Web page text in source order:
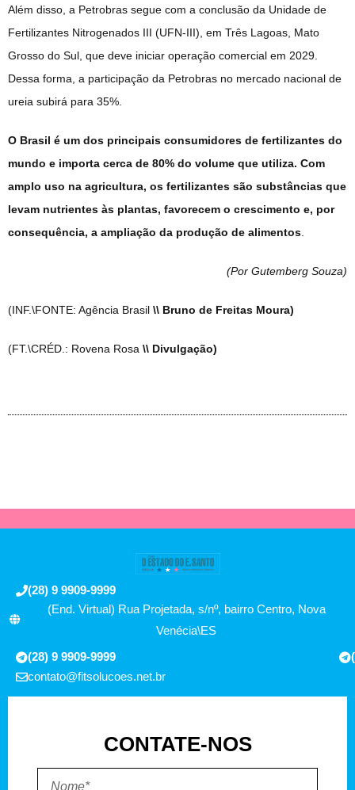
Além disso, a Petrobras segue com a conclusão da Unidade de
Fertilizantes Nitrogenados III (UFN-III), em Três Lagoas, Mato
Grosso do Sul, que deve iniciar operação comercial em 2029.
Dessa forma, a participação da Petrobras no mercado nacional de
ureia subirá para 35%.
O Brasil é um dos principais consumidores de fertilizantes do
mundo e importa cerca de 80% do volume que utiliza. Com
amplo uso na agricultura, os fertilizantes são substâncias que
levam nutrientes às plantas, favorecem o crescimento e, por
consequência, a ampliação da produção de alimentos.
(Por Gutemberg Souza)
(INF.\FONTE: Agência Brasil \\ Bruno de Freitas Moura)
(FT.\CRÉD.: Rovena Rosa \\ Divulgação)
(28) 9 9909-9999
(End. Virtual) Rua Projetada, s/nº, bairro Centro, Nova
Venécia\ES
(28) 9 9909-9999
contato@fitsolucoes.net.br
CONTATE-NOS